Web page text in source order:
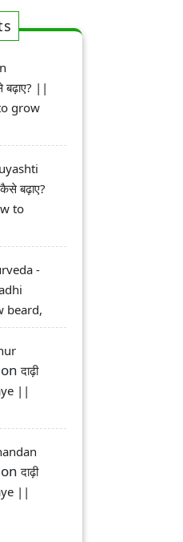
बढ़ाए? ||
grow
कैसे बढ़ाए?
to
-
beard,
onदाढ़ी
||
onदाढ़ी
||